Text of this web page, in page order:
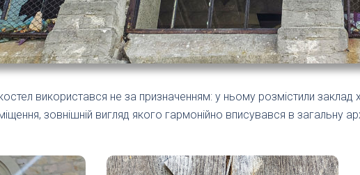
використався не за призначенням: у ньому розмістили заклад
зовнішній вигляд якого гармонійно вписувався в загальну